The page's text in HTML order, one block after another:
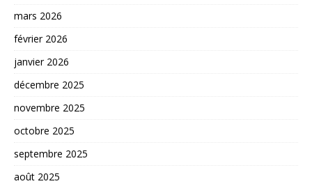
mars 2026
février 2026
janvier 2026
décembre 2025
novembre 2025
octobre 2025
septembre 2025
août 2025